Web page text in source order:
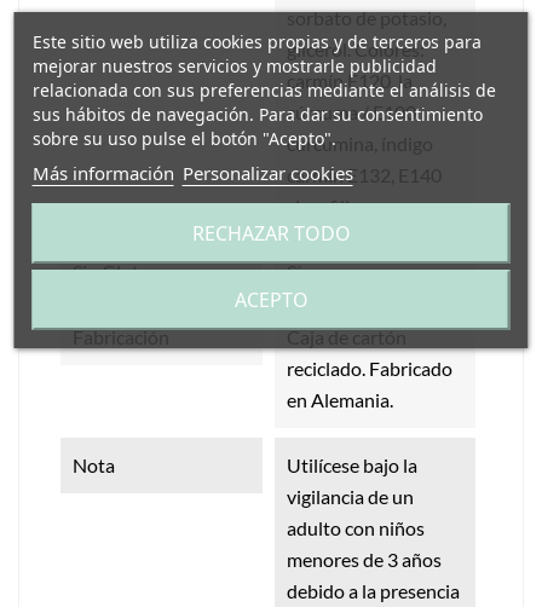
sorbato de potasio,
glicerol. Colores:
carmín E120, la
cúrcuma / E100
curcumina, índigo
carmín E132, E140
clorofilina.
Sin Gluten Sí
Fabricación
Caja de cartón
reciclado. Fabricado
en Alemania.
Nota
Utilícese bajo la
vigilancia de un
adulto con niños
menores de 3 años
debido a la presencia
Este sitio web utiliza cookies propias y de terceros para
mejorar nuestros servicios y mostrarle publicidad
relacionada con sus preferencias mediante el análisis de
sus hábitos de navegación. Para dar su consentimiento
sobre su uso pulse el botón "Acepto".
Más información Personalizar cookies
RECHAZAR TODO
ACEPTO